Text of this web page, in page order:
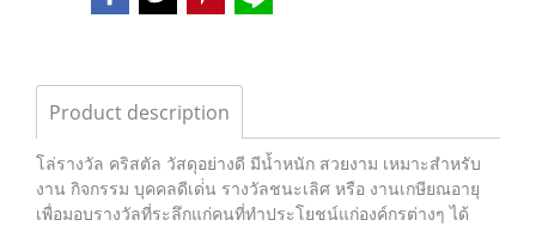
Product description
โล่รางวัล คริสตัล วัสดุอย่างดี มีน้ำหนัก สวยงาม เหมาะสำหรับ
งาน กิจกรรม บุคคลดีเด่่น รางวัลชนะเลิศ หรือ งานเกษียณอายุ
เพื่อมอบรางวัลที่ระลึกแก่คนที่ทำประโยชน์แก่องค์กรต่างๆ ได้